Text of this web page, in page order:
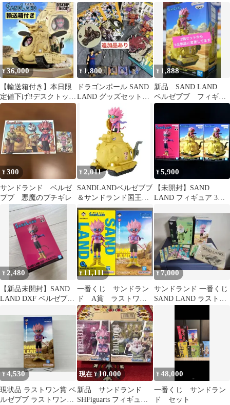
フィギュア
ランド） ベルゼブブ フ
ィギュア
¥36,000
【輸送箱付き】本日限
定値下げ‼️デスクトップ
リアルマッコイ サンド
¥ 1,800
ドラゴンボール SAND
LAND グッズセット
(追加品あり)
¥ 1,888
新品 SAND LAND
ベルゼブブ フィギュ
ア 国王軍戦車隊104号
¥300
サンドランド ベルゼ
ブブ 悪魔のブチギレ
¥ 2,011
SANDLANDベルゼブブ
＆サンドランド国王軍
戦車隊104号車
MEGAWCF
¥5,900
【未開封】SAND
LAND フィギュア 3点
¥ 2,480
【新品未開封】SAND
LAND DXF ベルゼブブ
¥11,111
一番くじ サンドラン
ド A賞 ラストワ
ン フィギュア メー
カー検品跡あり 新品
¥7,000
サンドランド 一番くじ
SAND LAND ラストワ
¥4,530
現状品 ラストワン賞 ベ
ルゼブブ ラストワン
現在 ¥10,000
新品 サンドランド
SHFiguarts フィギュア
¥48,000
一番くじ サンドラン
ド セット